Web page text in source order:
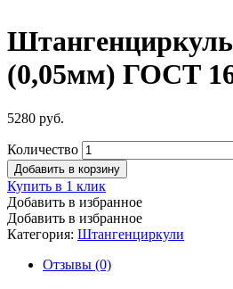
(0,05мм) ГОСТ
5280 руб.
Количество
Добавить в корзину
Купить в 1 клик
Добавить в избранное
Добавить в избранное
Категория: Штангенциркули
Отзывы (0)